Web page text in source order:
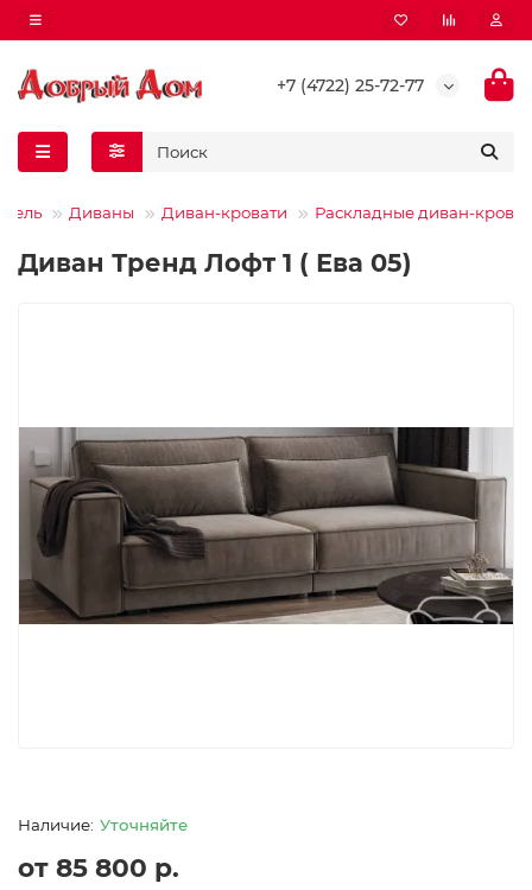
+7 (4722) 25-72-77
Диваны Диван-кровати Раскладные диван-
Диван Тренд Лофт 1 ( Ева 05)
Уточняйте
от 85 800 р.